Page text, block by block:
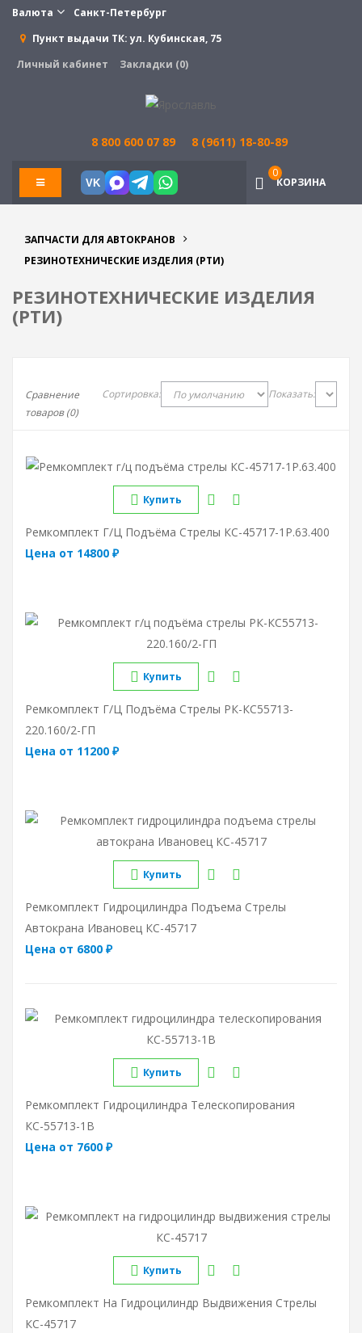
Валюта
Санкт-Петербург
Пункт выдачи ТК:ул. Кубинская, 75
Личный кабинет
Закладки (0)
8 800 600 07 89 8 (9611) 18-80-89
VK КОРЗИНА
0
ЗАПЧАСТИ ДЛЯ АВТОКРАНОВ
РЕЗИНОТЕХНИЧЕСКИЕ ИЗДЕЛИЯ (РТИ)
РЕЗИНОТЕХНИЧЕСКИЕ ИЗДЕЛИЯ
(РТИ)
Сравнение
товаров (0)
Сортировка: Показать:
Купить
Ремкомплект Г/ц Подъёма Стрелы КС-45717-1Р.63.400
Цена от 14800 ₽
Купить
Ремкомплект Г/ц Подъёма Стрелы РК-КС55713-
220.160/2-ГП
Цена от 11200 ₽
Купить
Ремкомплект Гидроцилиндра Подъема Стрелы
Автокрана Ивановец КС-45717
Цена от 6800 ₽
Купить
Ремкомплект Гидроцилиндра Телескопирования
КС-55713-1В
Цена от 7600 ₽
Купить
Ремкомплект На Гидроцилиндр Выдвижения Стрелы
КС-45717